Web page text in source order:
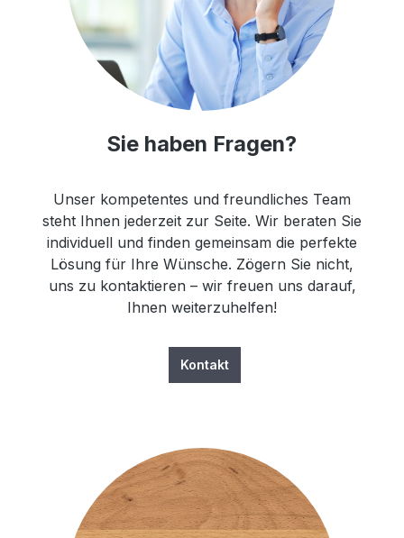
Sie haben Fragen?
Unser kompetentes und freundliches Team
steht Ihnen jederzeit zur Seite. Wir beraten Sie
individuell und finden gemeinsam die perfekte
Lösung für Ihre Wünsche. Zögern Sie nicht,
uns zu kontaktieren – wir freuen uns darauf,
Ihnen weiterzuhelfen!
Kontakt